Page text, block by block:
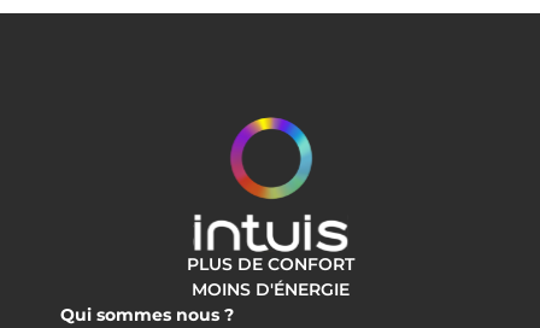
PLUS DE CONFORT
MOINS D'ÉNERGIE
Qui sommes nous ?